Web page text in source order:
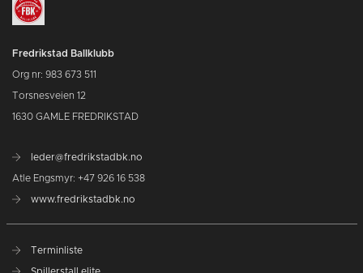
Fredrikstad Ballklubb
Org nr: 983 673 511
Torsnesveien 12
1630 GAMLE FREDRIKSTAD
leder@fredrikstadbk.no
Atle Engsmyr: +47 926 16 538
www.fredrikstadbk.no
Terminliste
Spillerstall elite